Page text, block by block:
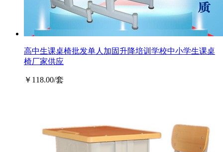
高中生课桌椅批发单人加固升降培训学校中小学生课桌
椅厂家供应
￥118.00/套